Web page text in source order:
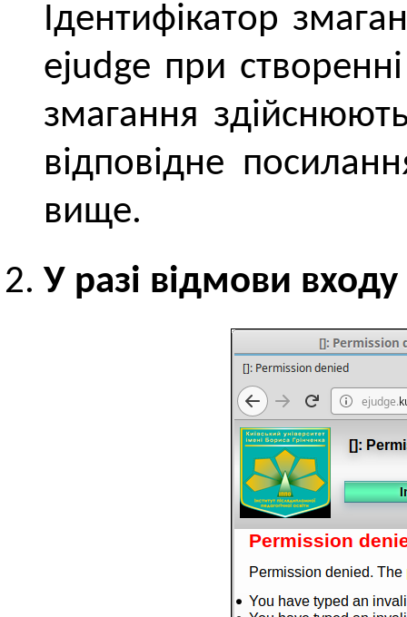
Ідентифікатор
ejudge при
змагання
відповідне
вище.
У разі відмови входу